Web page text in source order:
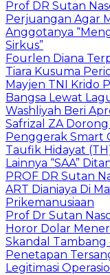
Prof DR Sutan
Perjuangan Agar
Anggotanya
Sirkus”
Fourlen Diana
Tiara Kusuma
Mayjen TNI Krido
Bangsa Lewat
Washliyah Beri
Safrizal ZA
Penggerak Smart
Taufik Hidayat
Lainnya “SAA”
PROF DR Sutan
ART Dianiaya Di
Prikemanusiaan
Prof Dr Sutan
Horor Dolar
Skandal Tambang
Penetapan
Legitimasi